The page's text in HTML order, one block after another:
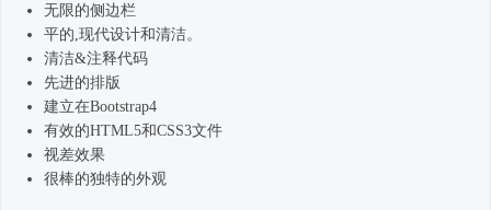
无限的侧边栏
平的,现代设计和清洁。
清洁&注释代码
先进的排版
建立在Bootstrap4
有效的HTML5和CSS3文件
视差效果
很棒的独特的外观